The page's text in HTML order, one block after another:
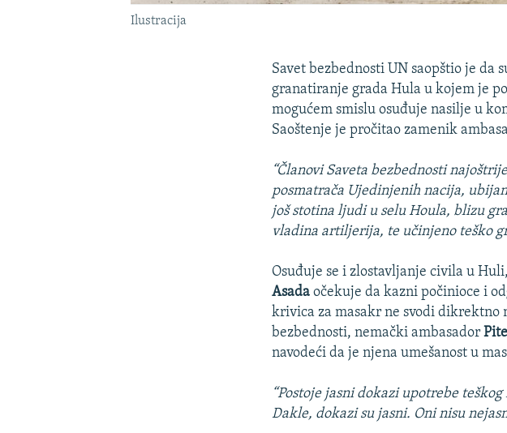
Ilustracija
Savet bezbednosti UN saopštio je da
granatiranje grada Hula u kojem je
mogućem smislu osuđuje nasilje u
Saoštenje je pročitao zamenik
“Članovi Saveta bezbednosti
posmatrača Ujedinjenih nacija,
još stotina ljudi u selu Houla, blizu
vladina artiljerija, te učinjeno teško
Osuđuje se i zlostavljanje civila u
Asada očekuje da kazni počinioce i
krivica za masakr ne svodi dikrektno
bezbednosti, nemački ambasador
navodeći da je njena umešanost u
“Postoje jasni dokazi upotrebe
Dakle, dokazi su jasni. Oni nisu